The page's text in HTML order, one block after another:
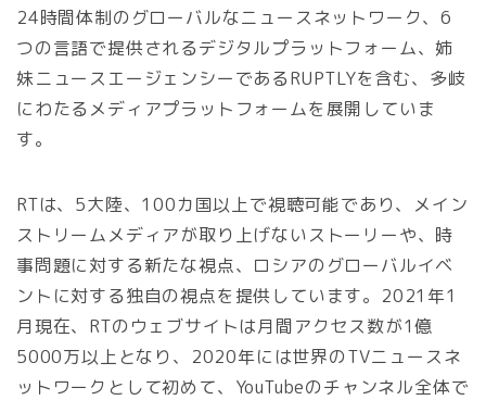
24時間体制のグローバルなニュースネットワーク、6
つの言語で提供されるデジタルプラットフォーム、姉
妹ニュースエージェンシーであるRUPTLYを含む、多岐
にわたるメディアプラットフォームを展開していま
す。
RTは、5大陸、100カ国以上で視聴可能であり、メイン
ストリームメディアが取り上げないストーリーや、時
事問題に対する新たな視点、ロシアのグローバルイベ
ントに対する独自の視点を提供しています。2021年1
月現在、RTのウェブサイトは月間アクセス数が1億
5000万以上となり、2020年には世界のTVニュースネ
ットワークとして初めて、YouTubeのチャンネル全体で